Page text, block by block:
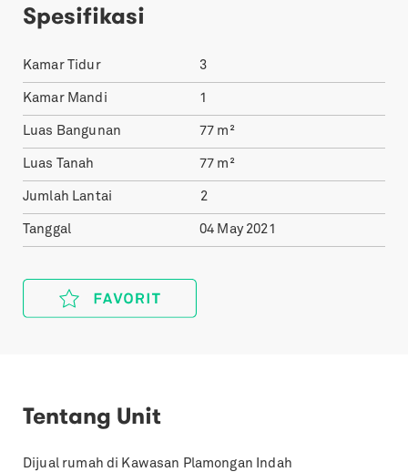
Spesifikasi
Kamar Tidur 3
Kamar Mandi 1
Luas Bangunan 77 m²
Luas Tanah 77 m²
Jumlah Lantai 2
Tanggal 04 May 2021
Tentang Unit
Dijual rumah di Kawasan Plamongan Indah